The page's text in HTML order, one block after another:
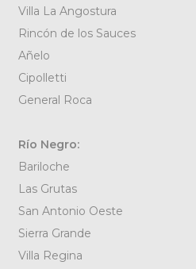
Villa La Angostura
Rincón de los Sauces
Añelo
Cipolletti
General Roca
Río Negro:
Bariloche
Las Grutas
San Antonio Oeste
Sierra Grande
Villa Regina